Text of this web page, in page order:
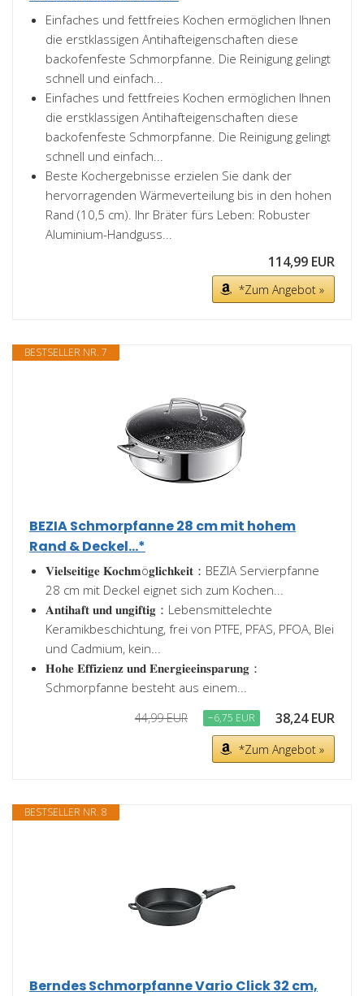
Einfaches und fettfreies Kochen ermöglichen Ihnen
die erstklassigen Antihafteigenschaften diese
backofenfeste Schmorpfanne. Die Reinigung gelingt
schnell und einfach...
Einfaches und fettfreies Kochen ermöglichen Ihnen
die erstklassigen Antihafteigenschaften diese
backofenfeste Schmorpfanne. Die Reinigung gelingt
schnell und einfach...
Beste Kochergebnisse erzielen Sie dank der
hervorragenden Wärmeverteilung bis in den hohen
Rand (10,5 cm). Ihr Bräter fürs Leben: Robuster
Aluminium-Handguss...
114,99 EUR
*Zum Angebot »
BESTSELLER NR. 7
BEZIA Schmorpfanne 28 cm mit hohem
Rand & Deckel...*
𝐕𝐢𝐞𝐥𝐬𝐞𝐢𝐭𝐢𝐠𝐞 𝐊𝐨𝐜𝐡𝐦ö𝐠𝐥𝐢𝐜𝐡𝐤𝐞𝐢𝐭：BEZIA Servierpfanne
28 cm mit Deckel eignet sich zum Kochen...
𝐀𝐧𝐭𝐢𝐡𝐚𝐟𝐭 𝐮𝐧𝐝 𝐮𝐧𝐠𝐢𝐟𝐭𝐢𝐠：Lebensmittelechte
Keramikbeschichtung, frei von PTFE, PFAS, PFOA, Blei
und Cadmium, kein...
𝐇𝐨𝐡𝐞 𝐄𝐟𝐟𝐢𝐳𝐢𝐞𝐧𝐳 𝐮𝐧𝐝 𝐄𝐧𝐞𝐫𝐠𝐢𝐞𝐞𝐢𝐧𝐬𝐩𝐚𝐫𝐮𝐧𝐠：
Schmorpfanne besteht aus einem...
44,99 EUR −6,75 EUR 38,24 EUR
*Zum Angebot »
BESTSELLER NR. 8
Berndes Schmorpfanne Vario Click 32 cm,